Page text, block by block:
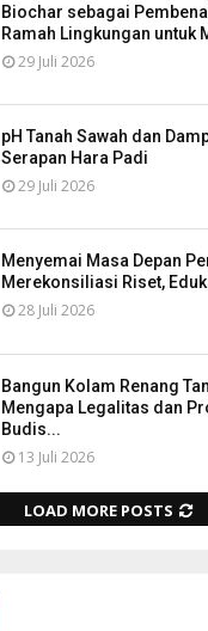
Biochar sebagai
Ramah Lingkungan untuk
29 Juli 2026
pH Tanah Sawah dan
Serapan Hara Padi
29 Juli 2026
Menyemai Masa Depan
Merekonsiliasi Riset,
28 Juli 2026
Bangun Kolam Renang
Mengapa Legalitas dan
Budis...
13 Juli 2026
LOAD MORE POSTS